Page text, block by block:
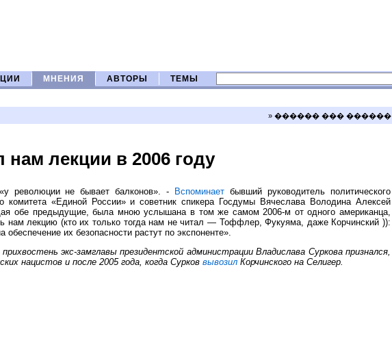
МНЕНИЯ АВТОРЫ ТЕМЫ
» ������ ��� ������
нам лекции в 2006 году
революции не бывает балконов». - Вспоминает бывший руководитель политического
комитета «Единой России» и советник спикера Госдумы Вячеслава Володина Алексей
обе предыдущие, была мною услышана в том же самом 2006-м от одного американца,
нам лекцию (кто их только тогда нам не читал — Тоффлер, Фукуяма, даже Корчинский )):
их безопасности растут по экспоненте».
экс-замглавы президентской администрации Владислава Суркова признался,
нацистов и после 2005 года, когда Сурков вывозил Корчинского на Селигер.